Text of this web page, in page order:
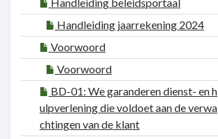
Handleiding jaarrekening 2024
Voorwoord
Voorwoord
BD-01: We garanderen dienst- en h
ulpverlening die voldoet aan de verwa
chtingen van de klant